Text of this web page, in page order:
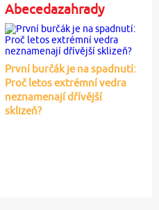
Abecedazahrady
První burčák je na spadnutí:
Proč letos extrémní vedra
neznamenají dřívější
sklizeň?